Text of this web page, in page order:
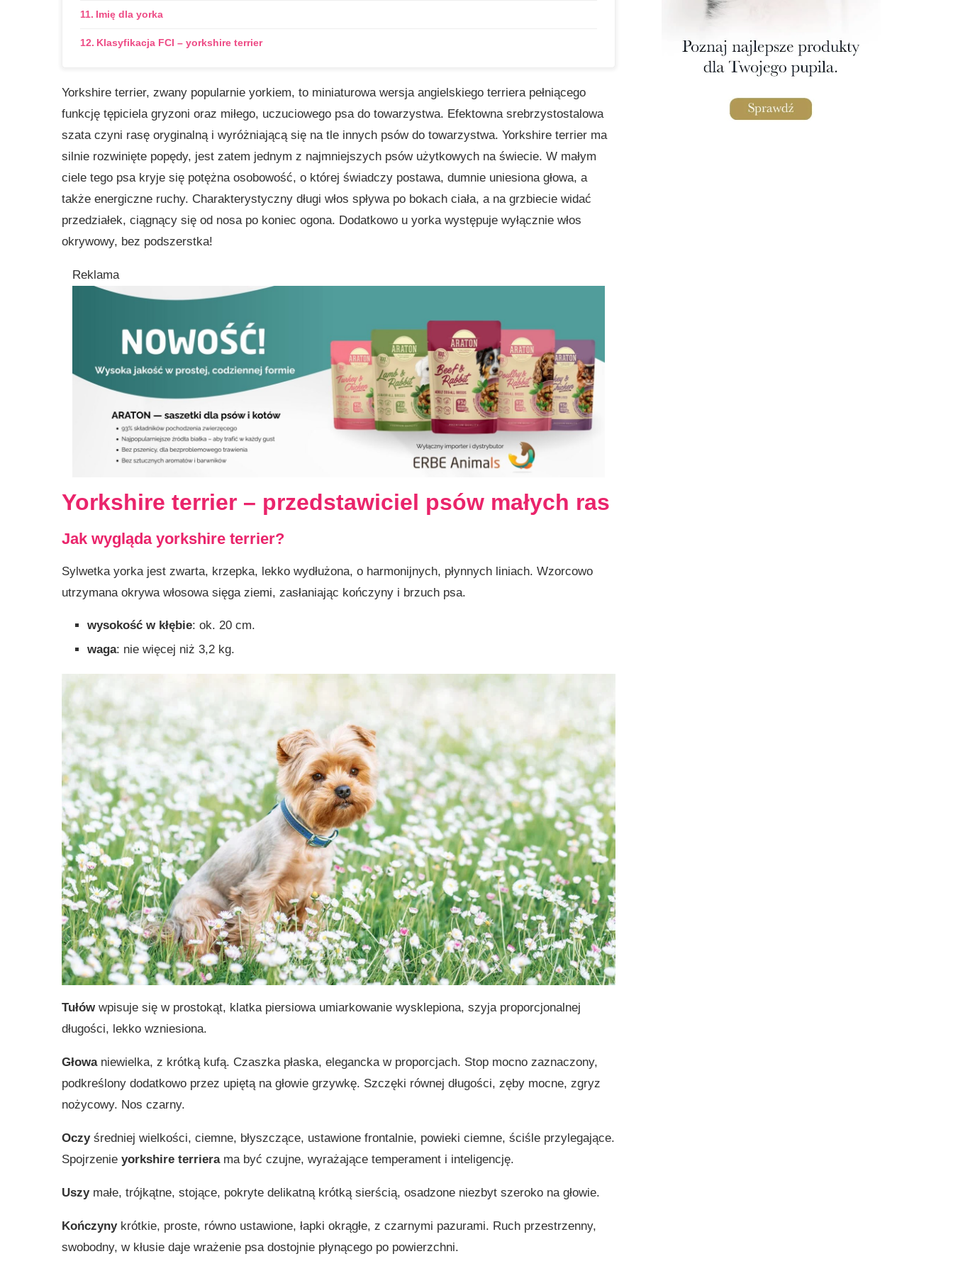
Imię dla yorka
Klasyfikacja FCI – yorkshire terrier
Yorkshire terrier, zwany popularnie yorkiem, to miniaturowa wersja angielskiego terriera pełniącego
funkcję tępiciela gryzoni oraz miłego, uczuciowego psa do towarzystwa. Efektowna srebrzystostalowa
szata czyni rasę oryginalną i wyróżniającą się na tle innych psów do towarzystwa. Yorkshire terrier ma
silnie rozwinięte popędy, jest zatem jednym z najmniejszych psów użytkowych na świecie. W małym
ciele tego psa kryje się potężna osobowość, o której świadczy postawa, dumnie uniesiona głowa, a
także energiczne ruchy. Charakterystyczny długi włos spływa po bokach ciała, a na grzbiecie widać
przedziałek, ciągnący się od nosa po koniec ogona. Dodatkowo u yorka występuje wyłącznie włos
okrywowy, bez podszerstka!
Reklama
Yorkshire terrier – przedstawiciel psów małych ras
Jak wygląda yorkshire terrier?
Sylwetka yorka jest zwarta, krzepka, lekko wydłużona, o harmonijnych, płynnych liniach. Wzorcowo
utrzymana okrywa włosowa sięga ziemi, zasłaniając kończyny i brzuch psa.
wysokość w kłębie: ok. 20 cm.
waga: nie więcej niż 3,2 kg.
Tułówwpisuje się w prostokąt, klatka piersiowa umiarkowanie wysklepiona, szyja proporcjonalnej
długości, lekko wzniesiona.
Głowaniewielka, z krótką kufą. Czaszka płaska, elegancka w proporcjach. Stop mocno zaznaczony,
podkreślony dodatkowo przez upiętą na głowie grzywkę. Szczęki równej długości, zęby mocne, zgryz
nożycowy. Nos czarny.
Oczyśredniej wielkości, ciemne, błyszczące, ustawione frontalnie, powieki ciemne, ściśle przylegające.
Spojrzenie yorkshire terrierama być czujne, wyrażające temperament i inteligencję.
Uszymałe, trójkątne, stojące, pokryte delikatną krótką sierścią, osadzone niezbyt szeroko na głowie.
Kończynykrótkie, proste, równo ustawione, łapki okrągłe, z czarnymi pazurami. Ruch przestrzenny,
swobodny, w kłusie daje wrażenie psa dostojnie płynącego po powierzchni.